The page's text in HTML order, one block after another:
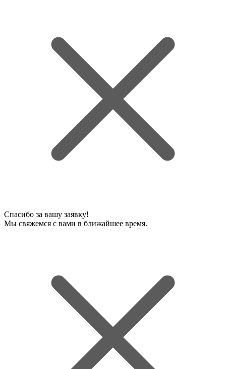
Спасибо за вашу заявку!
Мы свяжемся с вами в ближайшее время.